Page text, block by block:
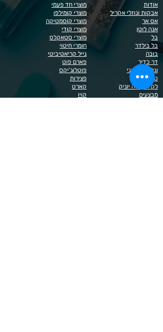
מוצרי חד פעמי
מוצרי קומילפו
מוצרי קוסמטיקה
מוצרי קודי
מוצרי סטאקלס
חומרי חיטוי
נייל קריאטיביטי
פארם פוט
פוטלוג'יקס
פצירות
קארט
קויו
אודות
אבקות ונוזלי אקריל
אס אר
אנה לוטן
בל
בל בילדר
בובה
דר כדיר
ונליסה וקאני
טופ / בייס
לק רגיל לה יוניק
מבצעים